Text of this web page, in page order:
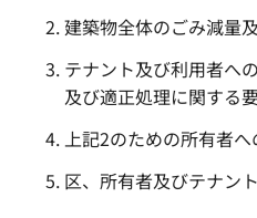
建築物全体のごみ減量
テナント及び利用者へ
及び適正処理に関する
上記2のための所有者
区、所有者及びテナン